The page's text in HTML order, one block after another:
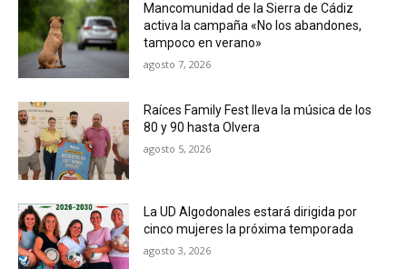
Mancomunidad de la Sierra de Cádiz
activa la campaña «No los abandones,
tampoco en verano»
agosto 7, 2026
Raíces Family Fest lleva la música de los
80 y 90 hasta Olvera
agosto 5, 2026
La UD Algodonales estará dirigida por
cinco mujeres la próxima temporada
agosto 3, 2026